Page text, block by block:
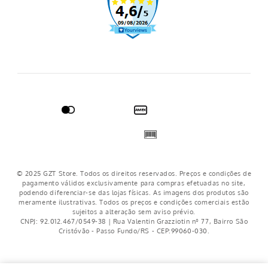
© 2025 GZT Store. Todos os direitos reservados. Preços e condições de
pagamento válidos exclusivamente para compras efetuadas no site,
podendo diferenciar-se das lojas físicas. As imagens dos produtos são
meramente ilustrativas. Todos os preços e condições comerciais estão
sujeitos a alteração sem aviso prévio.
CNPJ: 92.012.467/0549-38 | Rua Valentin Grazziotin nº 77, Bairro São
Cristóvão - Passo Fundo/RS - CEP:99060-030.